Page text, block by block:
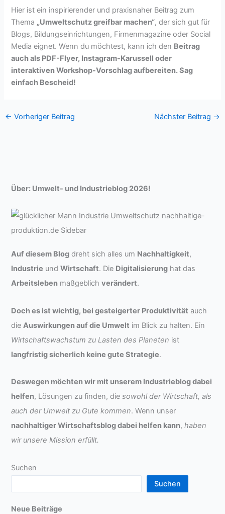
Hier ist ein inspirierender und praxisnaher Beitrag zum
Thema „Umweltschutz greifbar machen“, der sich gut für
Blogs, Bildungseinrichtungen, Firmenmagazine oder Social
Media eignet. Wenn du möchtest, kann ich den Beitrag
auch als PDF-Flyer, Instagram-Karussell oder
interaktiven Workshop-Vorschlag aufbereiten. Sag
einfach Bescheid!
← Vorheriger Beitrag Nächster Beitrag →
Über: Umwelt- und Industrieblog 2026!
Auf diesem Blog dreht sich alles um Nachhaltigkeit,
Industrie undWirtschaft. Die Digitalisierung hat das
Arbeitsleben maßgeblichverändert.
Doch es ist wichtig, bei gesteigerter Produktivität auch
dieAuswirkungen auf die Umwelt im Blick zu halten. Ein
Wirtschaftswachstum zu Lasten des Planeten ist
langfristig sicherlich keine gute Strategie.
Deswegen möchten wir mit unserem Industrieblog dabei
helfen, Lösungen zu finden, diesowohl der Wirtschaft, als
auch der Umwelt zu Gute kommen. Wenn unser
nachhaltiger Wirtschaftsblog dabei helfen kann,haben
wir unsere Mission erfüllt.
Suchen
Suchen
Neue Beiträge